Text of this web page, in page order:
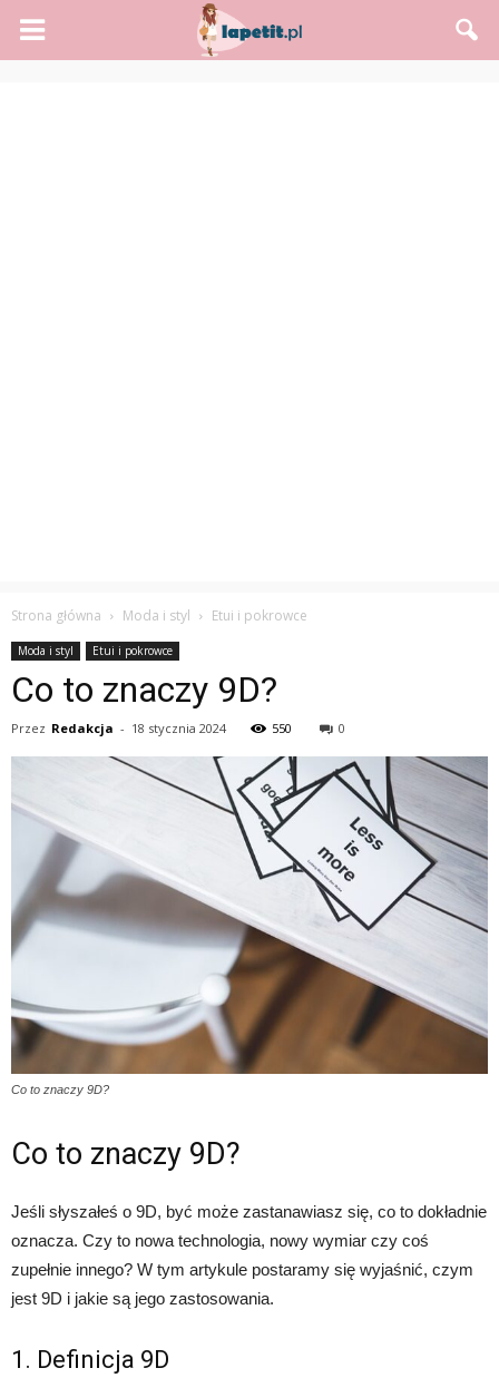
Strona główna Moda i styl Etui i pokrowce
Moda i styl Etui i pokrowce
Co to znaczy 9D?
Przez Redakcja - 18 stycznia 2024 550 0
Co to znaczy 9D?
Co to znaczy 9D?
Jeśli słyszałeś o 9D, być może zastanawiasz się, co to dokładnie
oznacza. Czy to nowa technologia, nowy wymiar czy coś
zupełnie innego? W tym artykule postaramy się wyjaśnić, czym
jest 9D i jakie są jego zastosowania.
1. Definicja 9D